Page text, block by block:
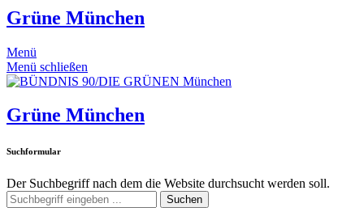
Grüne München
Menü
Menü schließen
Grüne München
Suchformular
Der Suchbegriff nach dem die Website durchsucht werden soll.
Suchen